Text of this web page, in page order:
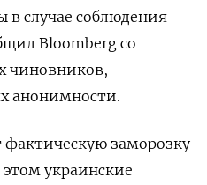
случае соблюдения
Bloomberg со
чиновников,
анонимности.
заморозку
украинские